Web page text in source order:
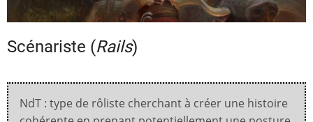
Scénariste (Rails)
NdT : type de rôliste cherchant à créer une histoire